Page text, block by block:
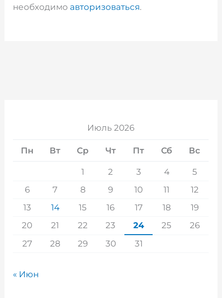
необходимо авторизоваться.
Июль 2026
Пн Вт Ср Чт Пт Сб Вс
1 2 3 4
5
6
7 8 9 10 11
12
13
14 15 16 17 18
19
20
21 22 23 24 25
26
27
28 29 30 31
« Июн